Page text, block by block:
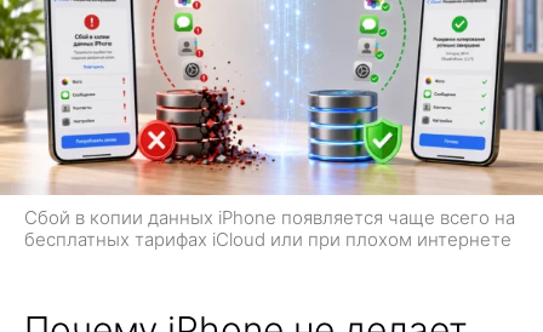
Сбой в копии данных iPhone появляется чаще всего на
бесплатных тарифах iCloud или при плохом интернете